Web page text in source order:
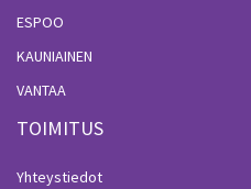
ESPOO
KAUNIAINEN
VANTAA
TOIMITUS
Yhteystiedot